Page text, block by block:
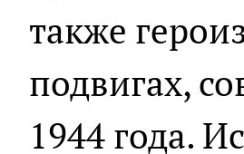
также
подвигах,
1944 года.